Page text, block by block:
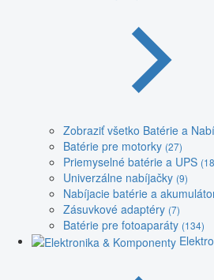
Zobraziť všetko Batérie a
Batérie pre motorky (27)
Priemyselné batérie a UPS
Univerzálne nabíjačky (9)
Nabíjacie batérie a
Zásuvkové adaptéry (7)
Batérie pre fotoaparáty (134)